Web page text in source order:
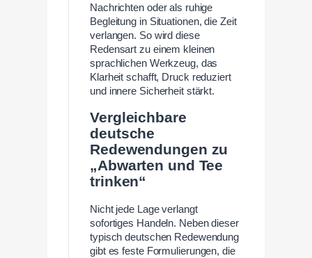
Nachrichten oder als ruhige
Begleitung in Situationen, die Zeit
verlangen. So wird diese
Redensart zu einem kleinen
sprachlichen Werkzeug, das
Klarheit schafft, Druck reduziert
und innere Sicherheit stärkt.
Vergleichbare
deutsche
Redewendungen zu
„Abwarten und Tee
trinken“
Nicht jede Lage verlangt
sofortiges Handeln. Neben dieser
typisch deutschen Redewendung
gibt es feste Formulierungen, die